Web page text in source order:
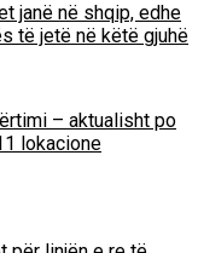
janë në shqip, edhe
të jetë në këtë gjuhë
– aktualisht po
lokacione